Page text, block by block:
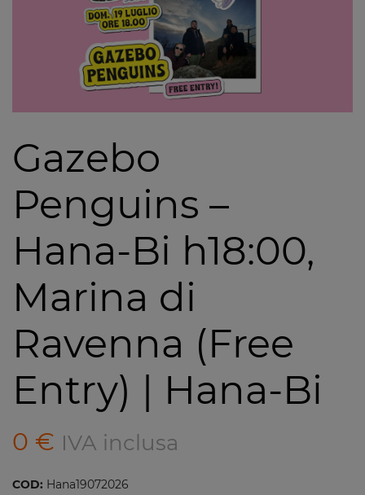
Gazebo
Penguins –
Hana-Bi h18:00,
Marina di
Ravenna (Free
Entry) | Hana-Bi
0 € IVA inclusa
COD: Hana19072026